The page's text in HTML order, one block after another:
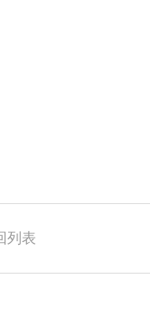
列表